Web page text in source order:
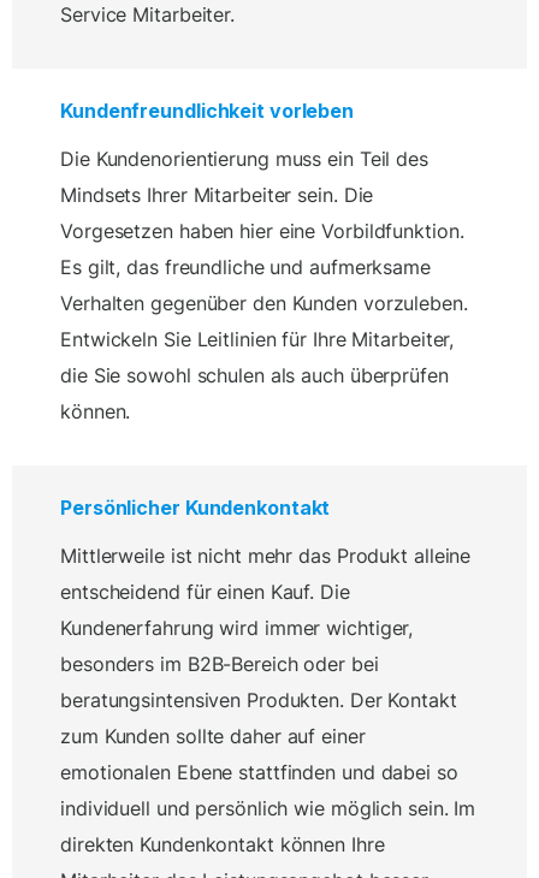
Service Mitarbeiter.
Kundenfreundlichkeit vorleben
Die Kundenorientierung muss ein Teil des
Mindsets Ihrer Mitarbeiter sein. Die
Vorgesetzen haben hier eine Vorbildfunktion.
Es gilt, das freundliche und aufmerksame
Verhalten gegenüber den Kunden vorzuleben.
Entwickeln Sie Leitlinien für Ihre Mitarbeiter,
die Sie sowohl schulen als auch überprüfen
können.
Persönlicher Kundenkontakt
Mittlerweile ist nicht mehr das Produkt alleine
entscheidend für einen Kauf. Die
Kundenerfahrung wird immer wichtiger,
besonders im B2B-Bereich oder bei
beratungsintensiven Produkten. Der Kontakt
zum Kunden sollte daher auf einer
emotionalen Ebene stattfinden und dabei so
individuell und persönlich wie möglich sein. Im
direkten Kundenkontakt können Ihre